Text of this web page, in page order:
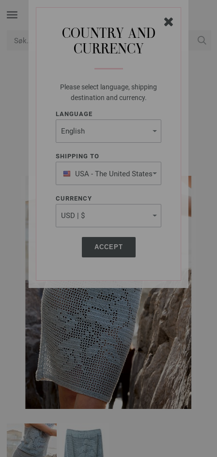
COUNTRY AND
CURRENCY
Please select language, shipping
destination and currency.
LANGUAGE
SHIPPING TO
USA - The United States
of America
CURRENCY
ACCEPT
LANA GROSSA
SKJØRT SOLO LINO
FILATI Häkeln No. 9 | Modell 25